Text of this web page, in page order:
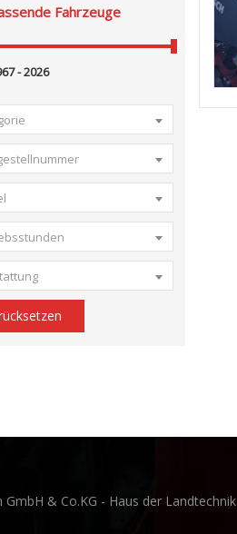
Fahrzeuge
GmbH & Co.KG - Haus der Landtechnik